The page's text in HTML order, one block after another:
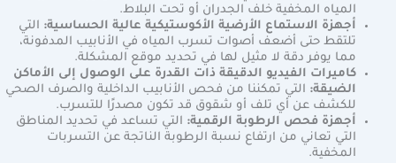
المياه المخفية خلف الجدران أو تحت البلاط.
أجهزة الاستماع الأرضية الأكوستيكية عالية الحساسية: التي
تلتقط حتى أضعف أصوات تسرب المياه في الأنابيب المدفونة،
مما يوفر دقة لا مثيل لها في تحديد موقع المشكلة.
كاميرات الفيديو الدقيقة ذات القدرة على الوصول إلى الأماكن
الضيقة: التي تمكننا من فحص الأنابيب الداخلية والصرف الصحي
للكشف عن أي تلف أو شقوق قد تكون مصدرًا للتسرب.
أجهزة فحص الرطوبة الرقمية: التي تساعد في تحديد المناطق
التي تعاني من ارتفاع نسبة الرطوبة الناتجة عن التسربات
المخفية.